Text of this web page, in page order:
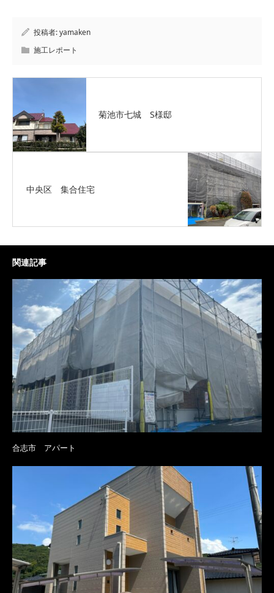
投稿者:yamaken
施工レポート
菊池市七城 S様邸
中央区 集合住宅
関連記事
合志市 アパート